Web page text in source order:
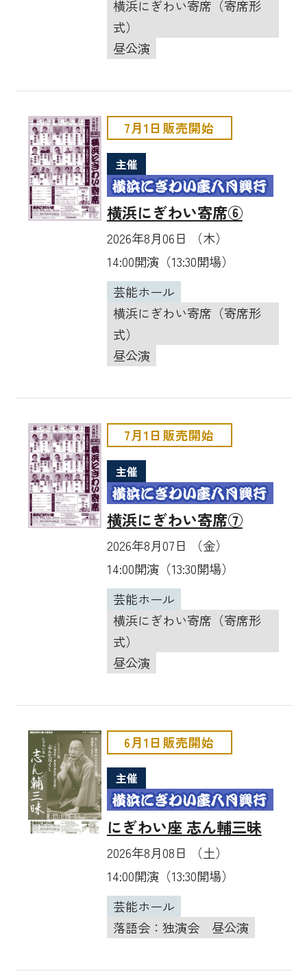
横浜にぎわい寄席（寄席形
式）
昼公演
7月1日販売開始
主催
横浜にぎわい寄席⑥
2026年8月06日 （木）
14:00開演（13:30開場）
芸能ホール
横浜にぎわい寄席（寄席形
式）
昼公演
7月1日販売開始
主催
横浜にぎわい寄席⑦
2026年8月07日 （金）
14:00開演（13:30開場）
芸能ホール
横浜にぎわい寄席（寄席形
式）
昼公演
6月1日販売開始
主催
にぎわい座 志ん輔三昧
2026年8月08日 （土）
14:00開演（13:30開場）
芸能ホール
落語会：独演会
昼公演